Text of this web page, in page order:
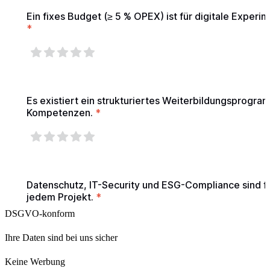
DSGVO-konform
Ihre Daten sind bei uns sicher
Keine Werbung